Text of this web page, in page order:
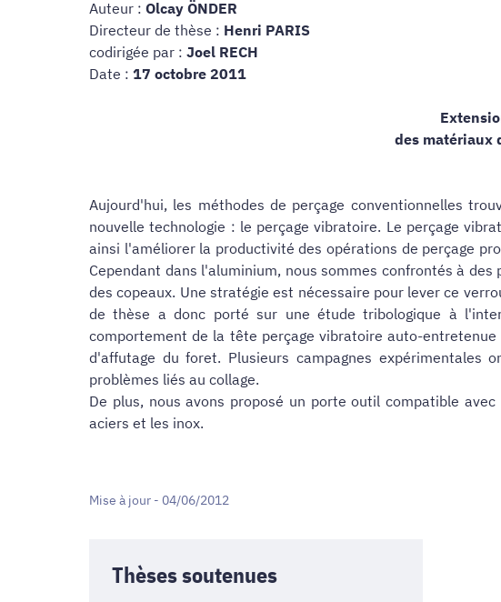
Auteur : Olcay ÖNDER
Directeur de thèse : Henri PARIS
codirigée par : Joel RECH
Date : 17 octobre 2011
des matériaux
Aujourd'hui, les méthodes de perçage conventionnelles
nouvelle technologie : le perçage vibratoire. Le perçage
ainsi l'améliorer la productivité des opérations de perçage
Cependant dans l'aluminium, nous sommes confrontés à
des copeaux. Une stratégie est nécessaire pour lever ce
de thèse a donc porté sur une étude tribologique à
comportement de la tête perçage vibratoire auto-
d'affutage du foret. Plusieurs campagnes
problèmes liés au collage.
De plus, nous avons proposé un porte outil compatible
aciers et les inox.
Mise à jour - 04/06/2012
Thèses soutenues